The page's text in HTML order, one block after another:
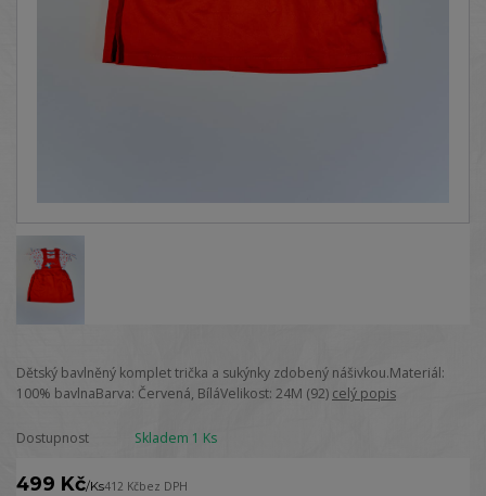
Dětský bavlněný komplet trička a sukýnky zdobený nášivkou.Materiál:
100% bavlnaBarva: Červená, BíláVelikost: 24M (92) celý popis
Dostupnost Skladem 1 Ks
499 Kč/Ks412 Kčbez DPH